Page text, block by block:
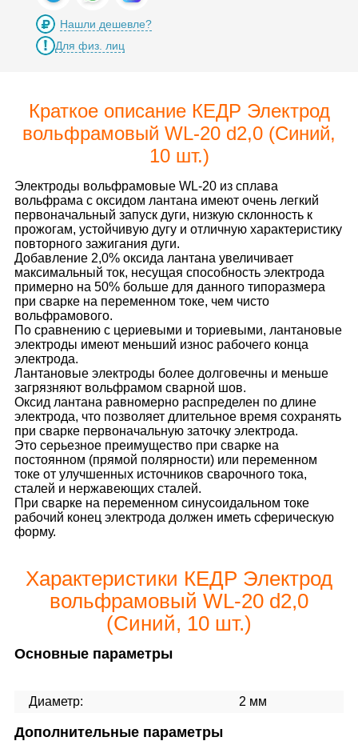
Нашли дешевле?
Для физ. лиц
Краткое описание КЕДР Электрод
вольфрамовый WL-20 d2,0 (Синий,
10 шт.)
Электроды вольфрамовые WL-20 из сплава
вольфрама с оксидом лантана имеют очень легкий
первоначальный запуск дуги, низкую склонность к
прожогам, устойчивую дугу и отличную характеристику
повторного зажигания дуги.
Добавление 2,0% оксида лантана увеличивает
максимальный ток, несущая способность электрода
примерно на 50% больше для данного типоразмера
при сварке на переменном токе, чем чисто
вольфрамового.
По сравнению с цериевыми и ториевыми, лантановые
электроды имеют меньший износ рабочего конца
электрода.
Лантановые электроды более долговечны и меньше
загрязняют вольфрамом сварной шов.
Оксид лантана равномерно распределен по длине
электрода, что позволяет длительное время сохранять
при сварке первоначальную заточку электрода.
Это серьезное преимущество при сварке на
постоянном (прямой полярности) или переменном
токе от улучшенных источников сварочного тока,
сталей и нержавеющих сталей.
При сварке на переменном синусоидальном токе
рабочий конец электрода должен иметь сферическую
форму.
Характеристики КЕДР Электрод
вольфрамовый WL-20 d2,0
(Синий, 10 шт.)
Основные параметры
Диаметр: 2 мм
Дополнительные параметры